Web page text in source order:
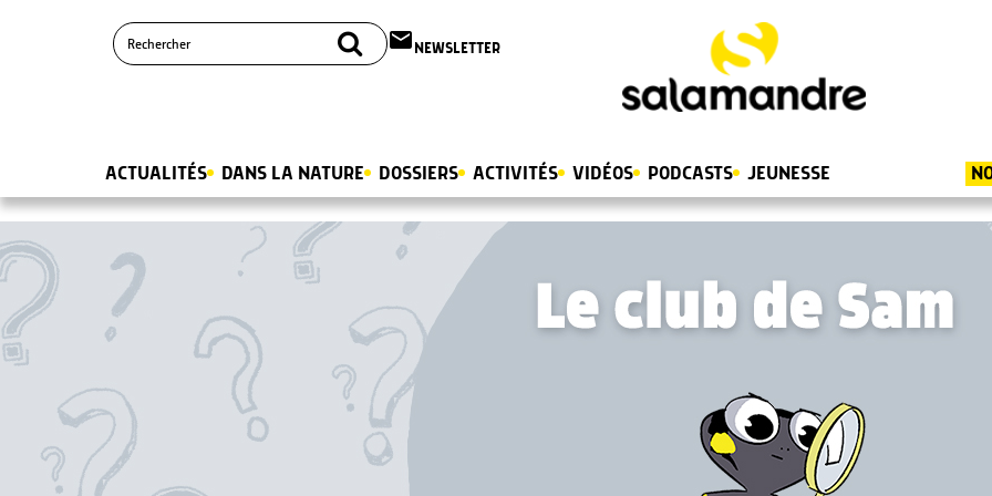
email NEWSLETTER
ACTUALITÉS DANS LA NATURE DOSSIERS ACTIVITÉS VIDÉOS PODCASTS JEUNESSE